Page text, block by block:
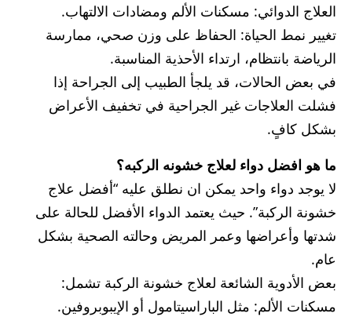
العلاج الدوائي: مسكنات الألم ومضادات الالتهاب.
تغيير نمط الحياة: الحفاظ على وزن صحي، ممارسة
الرياضة بانتظام، ارتداء الأحذية المناسبة.
في بعض الحالات، قد يلجأ الطبيب إلى الجراحة إذا
فشلت العلاجات غير الجراحية في تخفيف الأعراض
بشكل كافٍ.
ما هو افضل دواء لعلاج خشونه الركبه؟
لا يوجد دواء واحد يمكن ان نطلق عليه “أفضل علاج
خشونة الركبة”. حيث يعتمد الدواء الأفضل للحالة على
شدتها وأعراضها وعمر المريض وحالته الصحية بشكل
عام.
بعض الأدوية الشائعة لعلاج خشونة الركبة تشمل:
مسكنات الألم: مثل الباراسيتامول أو الإيبوبروفين.